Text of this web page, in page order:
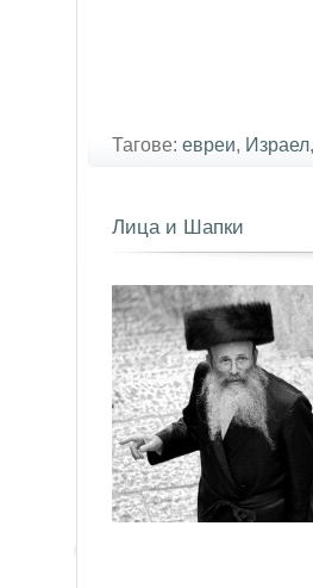
Тагове: евреи, Израел,
Лица и Шапки